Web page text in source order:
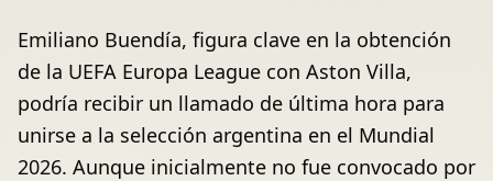
Emiliano Buendía, figura clave en la obtención
de la UEFA Europa League con Aston Villa,
podría recibir un llamado de última hora para
unirse a la selección argentina en el Mundial
2026. Aunque inicialmente no fue convocado por